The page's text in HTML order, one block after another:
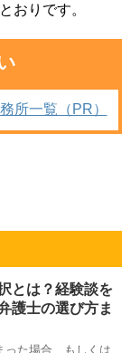
おりです。
所一覧（PR）
とは？経験談を
護士の選び方ま
った場合、もしくは